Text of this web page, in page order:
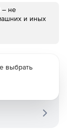
– не
и иных
выбрать